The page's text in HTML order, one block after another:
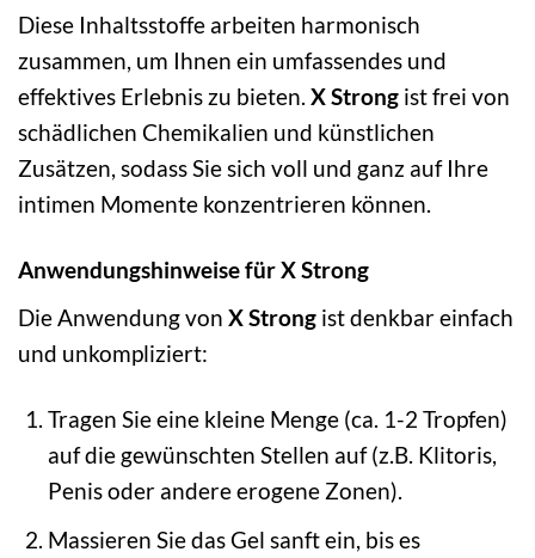
Diese Inhaltsstoffe arbeiten harmonisch
zusammen, um Ihnen ein umfassendes und
effektives Erlebnis zu bieten. X Strong ist frei von
schädlichen Chemikalien und künstlichen
Zusätzen, sodass Sie sich voll und ganz auf Ihre
intimen Momente konzentrieren können.
Anwendungshinweise für X Strong
Die Anwendung von X Strong ist denkbar einfach
und unkompliziert:
Tragen Sie eine kleine Menge (ca. 1-2 Tropfen)
auf die gewünschten Stellen auf (z.B. Klitoris,
Penis oder andere erogene Zonen).
Massieren Sie das Gel sanft ein, bis es